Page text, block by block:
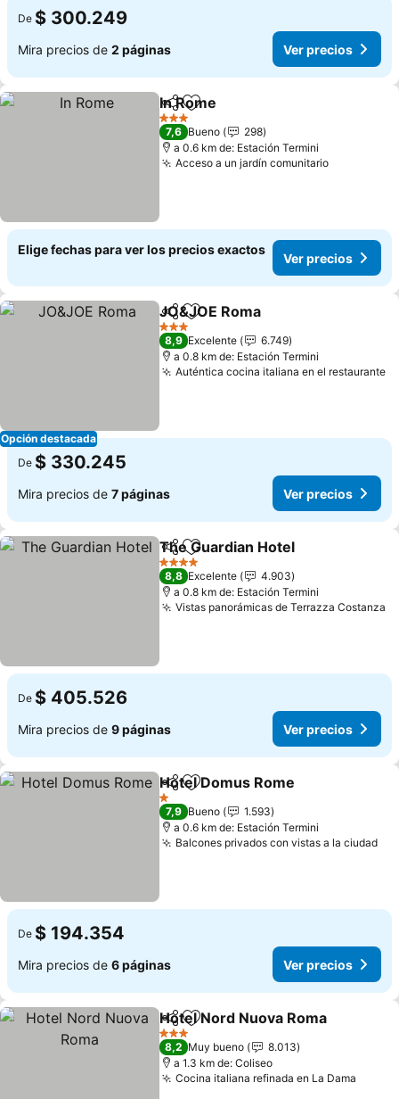
De $ 300.249
Mira precios de 2 páginas Ver precios
CompartirAgregar a favoritos
In Rome
3 Estrellas
7,6 Bueno
298
a 0.6 km de: Estación Termini
Acceso a un jardín comunitario
Elige fechas para ver los precios exactos
Ver precios
Opción destacada
CompartirAgregar a favoritos
JO&JOE Roma
3 Estrellas
8,9 Excelente
6.749
a 0.8 km de: Estación Termini
Auténtica cocina italiana en el restaurante
De $ 330.245
Mira precios de 7 páginas Ver precios
Compartir
Agregar a favoritos
The Guardian Hotel
4 Estrellas
8,8 Excelente
4.903
a 0.8 km de: Estación Termini
Vistas panorámicas de Terrazza Costanza
De $ 405.526
Mira precios de 9 páginas Ver precios
CompartirAgregar a favoritos
Hotel Domus Rome
1 Estrellas
7,9 Bueno
1.593
a 0.6 km de: Estación Termini
Balcones privados con vistas a la ciudad
De $ 194.354
Mira precios de 6 páginas Ver precios
CompartirAgregar a favoritos
Hotel Nord Nuova Roma
3 Estrellas
8,2 Muy bueno
8.013
a 1.3 km de: Coliseo
Cocina italiana refinada en La Dama